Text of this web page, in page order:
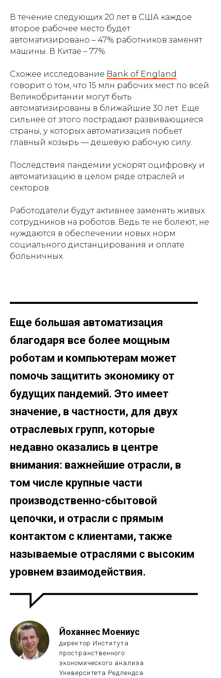
В течение следующих 20 лет в США каждое
второе рабочее место будет
автоматизировано – 47% работников заменят
машины. В Китае – 77%.
Схожее исследование Bank of England
говорит о том, что 15 млн рабочих мест по всей
Великобритании могут быть
автоматизированы в ближайшие 30 лет. Еще
сильнее от этого пострадают развивающиеся
страны, у которых автоматизация побьет
главный козырь — дешевую рабочую силу.
Последствия пандемии ускорят оцифровку и
автоматизацию в целом ряде отраслей и
секторов.
Работодатели будут активнее заменять живых
сотрудников на роботов. Ведь те не болеют, не
нуждаются в обеспечении новых норм
социального дистанцирования и оплате
больничных.
Еще большая автоматизация
благодаря все более мощным
роботам и компьютерам может
помочь защитить экономику от
будущих пандемий. Это имеет
значение, в частности, для двух
отраслевых групп, которые
недавно оказались в центре
внимания: важнейшие отрасли, в
том числе крупные части
производственно-сбытовой
цепочки, и отрасли с прямым
контактом с клиентами, также
называемые отраслями с высоким
уровнем взаимодействия.
Йоханнес Моениус
директор Института
пространственного
экономического анализа
Университета Редлендса